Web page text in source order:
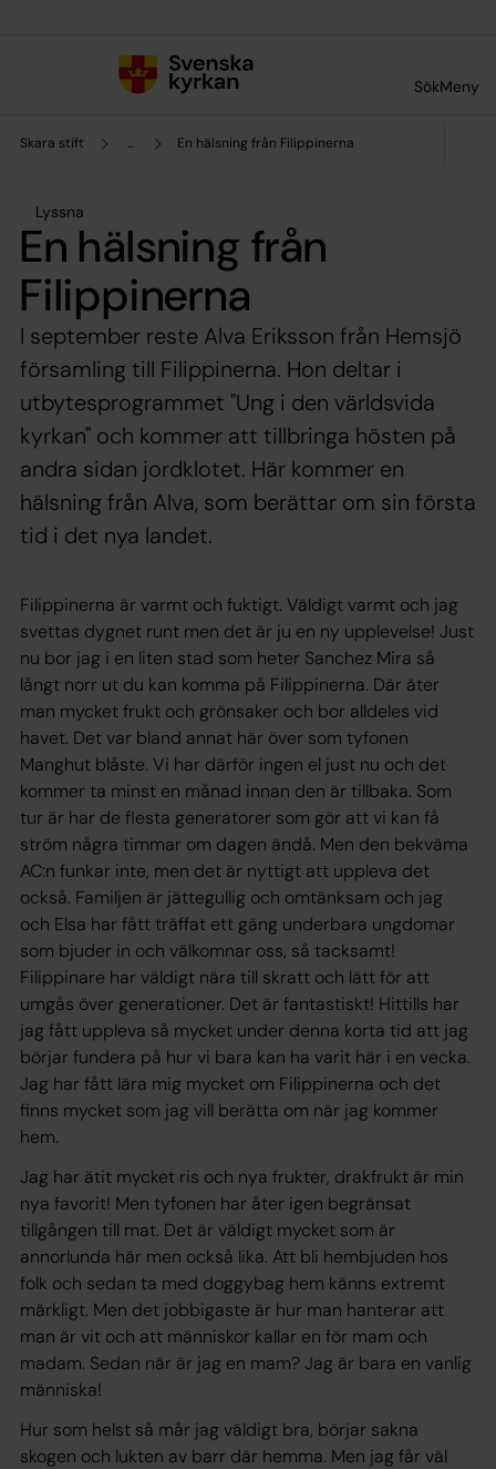
SökMeny
Skara stift ... En hälsning från Filippinerna
Lyssna
En hälsning från
Filippinerna
I september reste Alva Eriksson från Hemsjö
församling till Filippinerna. Hon deltar i
utbytesprogrammet "Ung i den världsvida
kyrkan" och kommer att tillbringa hösten på
andra sidan jordklotet. Här kommer en
hälsning från Alva, som berättar om sin första
tid i det nya landet.
Filippinerna är varmt och fuktigt. Väldigt varmt och jag
svettas dygnet runt men det är ju en ny upplevelse! Just
nu bor jag i en liten stad som heter Sanchez Mira så
långt norr ut du kan komma på Filippinerna. Där äter
man mycket frukt och grönsaker och bor alldeles vid
havet. Det var bland annat här över som tyfonen
Manghut blåste. Vi har därför ingen el just nu och det
kommer ta minst en månad innan den är tillbaka. Som
tur är har de flesta generatorer som gör att vi kan få
ström några timmar om dagen ändå. Men den bekväma
AC:n funkar inte, men det är nyttigt att uppleva det
också. Familjen är jättegullig och omtänksam och jag
och Elsa har fått träffat ett gäng underbara ungdomar
som bjuder in och välkomnar oss, så tacksamt!
Filippinare har väldigt nära till skratt och lätt för att
umgås över generationer. Det är fantastiskt! Hittills har
jag fått uppleva så mycket under denna korta tid att jag
börjar fundera på hur vi bara kan ha varit här i en vecka.
Jag har fått lära mig mycket om Filippinerna och det
finns mycket som jag vill berätta om när jag kommer
hem.
Jag har ätit mycket ris och nya frukter, drakfrukt är min
nya favorit! Men tyfonen har åter igen begränsat
tillgången till mat. Det är väldigt mycket som är
annorlunda här men också lika. Att bli hembjuden hos
folk och sedan ta med doggybag hem känns extremt
märkligt. Men det jobbigaste är hur man hanterar att
man är vit och att människor kallar en för mam och
madam. Sedan när är jag en mam? Jag är bara en vanlig
människa!
Hur som helst så mår jag väldigt bra, börjar sakna
skogen och lukten av barr där hemma. Men jag får väl